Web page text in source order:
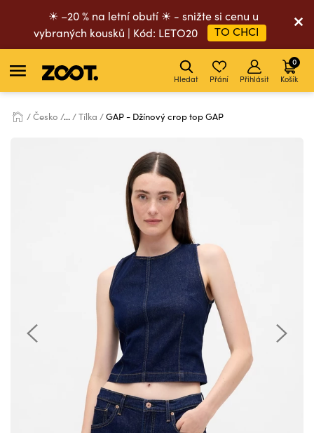
☀ –20 % na letní obutí ☀ - snižte si cenu u
vybraných kousků | Kód: LETO20
TO CHCI
Hledat Přání Přihlásit Košík
0
Česko ... Tílka GAP - Džínový crop top GAP